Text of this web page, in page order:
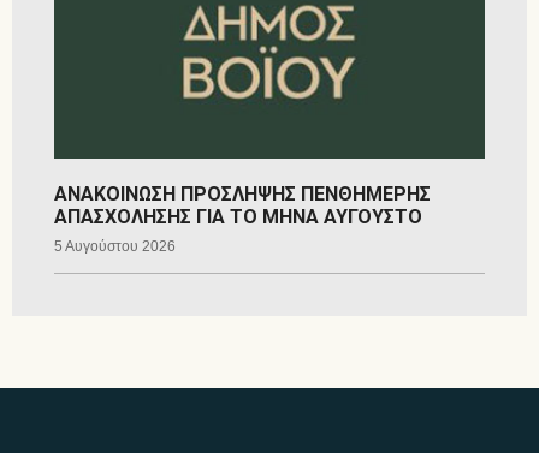
ΑΝΑΚΟΙΝΩΣΗ ΠΡΟΣΛΗΨΗΣ ΠΕΝΘΗΜΕΡΗΣ
ΑΠΑΣΧΟΛΗΣΗΣ ΓΙΑ ΤΟ ΜΗΝΑ ΑΥΓΟΥΣΤΟ
5 Αυγούστου 2026